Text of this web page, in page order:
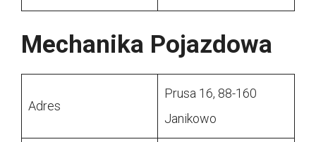
Mechanika Pojazdowa
Adres
Prusa 16, 88-160
Janikowo